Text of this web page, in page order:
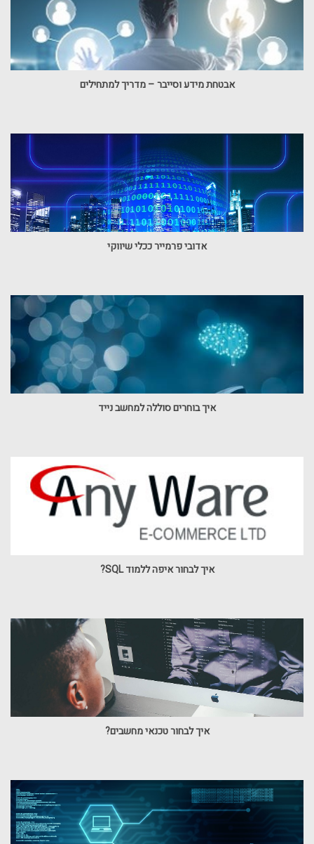
אבטחת מידע וסייבר – מדריך למתחילים
אדובי פרמייר ככלי שיווקי
איך בוחרים סוללה למחשב נייד
איך לבחור איפה ללמוד SQL?
איך לבחור טכנאי מחשבים?